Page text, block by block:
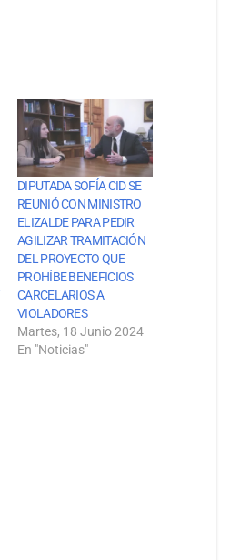
DIPUTADA SOFÍA CID SE
REUNIÓ CON MINISTRO
ELIZALDE PARA PEDIR
AGILIZAR TRAMITACIÓN
DEL PROYECTO QUE
PROHÍBE BENEFICIOS
CARCELARIOS A
VIOLADORES
Martes, 18 Junio 2024
En "Noticias"